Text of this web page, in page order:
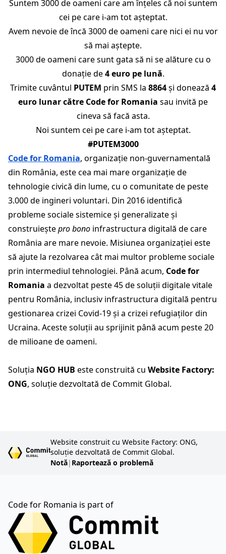
Suntem 3000 de oameni care am înțeles că noi suntem
cei pe care i-am tot așteptat.
Avem nevoie de încă 3000 de oameni care nici ei nu vor
să mai aștepte.
3000 de oameni care sunt gata să ni se alăture cu o
donație de4 euro pe lună.
Trimite cuvântul PUTEM prin SMS la 8864și donează 4
euro lunar către Code for Romania sau invită pe
cineva să facă asta.
Noi suntem cei pe care i-am tot așteptat.
#PUTEM3000
Code for Romania, organizație non-guvernamentală
din România, este cea mai mare organizație de
tehnologie civică din lume, cu o comunitate de peste
3.000 de ingineri voluntari. Din 2016 identifică
probleme sociale sistemice și generalizate și
construieștepro bono infrastructura digitală de care
România are mare nevoie. Misiunea organizației este
să ajute la rezolvarea cât mai multor probleme sociale
prin intermediul tehnologiei. Până acum, Code for
Romania a dezvoltat peste 45 de soluții digitale vitale
pentru România, inclusiv infrastructura digitală pentru
gestionarea crizei Covid-19 și a crizei refugiaților din
Ucraina. Aceste soluții au sprijinit până acum peste 20
de milioane de oameni.
Soluția NGO HUB este construită cu Website Factory:
ONG, soluție dezvoltată de Commit Global.
Website construit cu Website Factory: ONG,
soluție dezvoltată de Commit Global.
Notă| Raportează o problemă
Code for Romania is part of